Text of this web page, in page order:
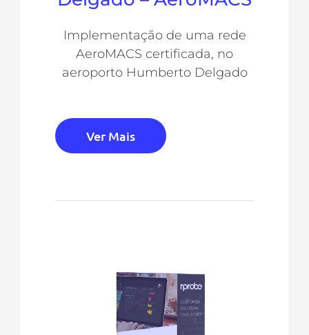
Implementação de uma rede
AeroMACS certificada, no
aeroporto Humberto Delgado
Ver Mais